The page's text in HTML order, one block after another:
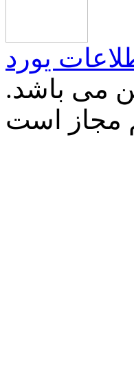
یورد
می باشد.